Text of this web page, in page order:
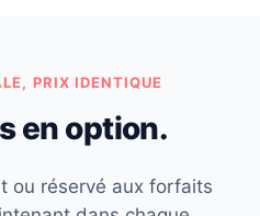
PRIX IDENTIQUE
en option.
ou réservé aux forfaits